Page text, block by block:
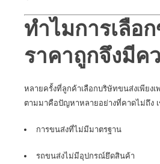
ทำไมการเลือ
ราคาถูกจึงมีค
หลายครั้งที่ลูกค้าเลือกบริษัทขนส่งเพียง
ตามมาคือปัญหาหลายอย่างที่คาดไม่ถึง
การขนส่งที่ไม่มีมาตรฐาน
รถขนส่งไม่มีอุปกรณ์ยึดสินค้า